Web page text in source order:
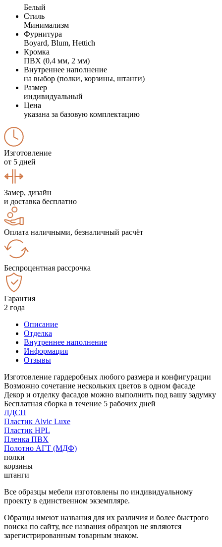
Белый
Стиль
Минимализм
Фурнитура
Boyard, Blum, Hettich
Кромка
ПВХ (0,4 мм, 2 мм)
Внутреннее наполнение
на выбор (полки, корзины, штанги)
Размер
индивидуальный
Цена
указана за базовую комплектацию
Изготовление
от 5 дней
Замер, дизайн
и доставка бесплатно
Оплата наличными, безналичный расчёт
Беспроцентная рассрочка
Гарантия
2 года
Описание
Отделка
Внутреннее наполнение
Информация
Отзывы
Изготовление гардеробных любого размера и конфигурации
Возможно сочетание нескольких цветов в одном фасаде
Декор и отделку фасадов можно выполнить под вашу задумку
Бесплатная сборка в течение 5 рабочих дней
ЛДСП
Пластик Alvic Luxe
Пластик HPL
Пленка ПВХ
Полотно АГТ (МДФ)
полки
корзины
штанги
Все образцы мебели изготовлены по индивидуальному
проекту в единственном экземпляре.
Образцы имеют названия для их различия и более быстрого
поиска по сайту, все названия образцов не являются
зарегистрированным товарным знаком.